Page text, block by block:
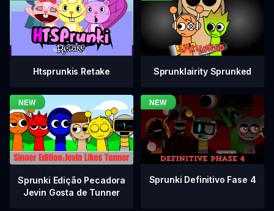
Htsprunkis Retake Sprunklairity Sprunked
Sprunki Edição Pecadora
Jevin Gosta de Tunner
Sprunki Definitivo Fase 4